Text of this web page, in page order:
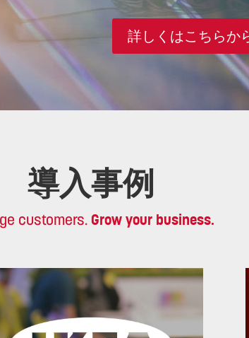
詳しくはこちらか
導入事例
customers. Grow your business.